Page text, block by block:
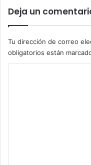
Deja un
Tu dirección de correo
obligatorios están